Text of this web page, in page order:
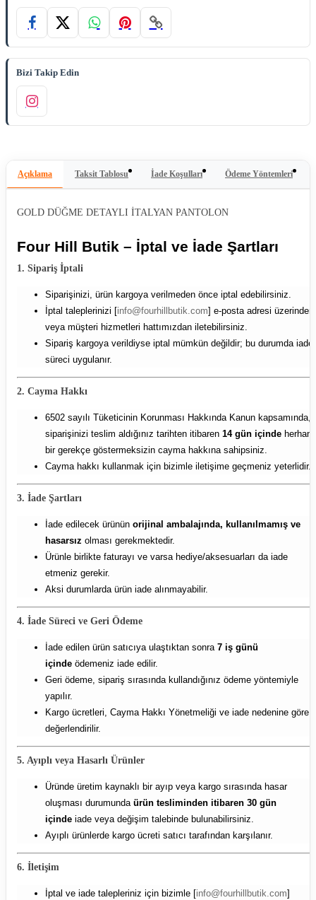
Bizi Takip Edin
Açıklama Taksit Tablosu İade Koşulları Ödeme Yöntemleri
GOLD DÜĞME DETAYLI İTALYAN PANTOLON
Four Hill Butik – İptal ve İade Şartları
1. Sipariş İptali
Siparişinizi, ürün kargoya verilmeden önce iptal edebilirsiniz.
İptal taleplerinizi [info@fourhillbutik.com] e-posta adresi üzerinden
veya müşteri hizmetleri hattımızdan iletebilirsiniz.
Sipariş kargoya verildiyse iptal mümkün değildir; bu durumda iade
süreci uygulanır.
2. Cayma Hakkı
6502 sayılı Tüketicinin Korunması Hakkında Kanun kapsamında,
siparişinizi teslim aldığınız tarihten itibaren 14 gün içinde
bir gerekçe göstermeksizin cayma hakkına sahipsiniz.
Cayma hakkı kullanmak için bizimle iletişime geçmeniz yeterlidir.
3. İade Şartları
İade edilecek ürünün orijinal ambalajında, kullanılmamış ve
hasarsız olması gerekmektedir.
Ürünle birlikte faturayı ve varsa hediye/aksesuarları da iade
etmeniz gerekir.
Aksi durumlarda ürün iade alınmayabilir.
4. İade Süreci ve Geri Ödeme
İade edilen ürün satıcıya ulaştıktan sonra 7 iş günü
içinde ödemeniz iade edilir.
Geri ödeme, sipariş sırasında kullandığınız ödeme yöntemiyle
yapılır.
Kargo ücretleri, Cayma Hakkı Yönetmeliği ve iade nedenine göre
değerlendirilir.
5. Ayıplı veya Hasarlı Ürünler
Üründe üretim kaynaklı bir ayıp veya kargo sırasında hasar
oluşması durumunda ürün tesliminden itibaren 30 gün
içinde iade veya değişim talebinde bulunabilirsiniz.
Ayıplı ürünlerde kargo ücreti satıcı tarafından karşılanır.
6. İletişim
İptal ve iade talepleriniz için bizimle [info@fourhillbutik.com]